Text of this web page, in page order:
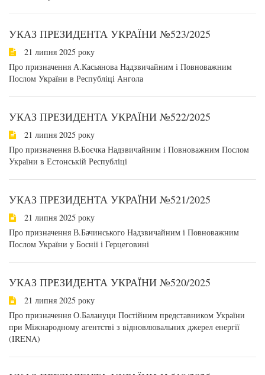
УКАЗ ПРЕЗИДЕНТА УКРАЇНИ №523/2025
21 липня 2025 року
Про призначення А.Касьянова Надзвичайним і Повноважним
Послом України в Республіці Ангола
УКАЗ ПРЕЗИДЕНТА УКРАЇНИ №522/2025
21 липня 2025 року
Про призначення В.Боєчка Надзвичайним і Повноважним Послом
України в Естонській Республіці
УКАЗ ПРЕЗИДЕНТА УКРАЇНИ №521/2025
21 липня 2025 року
Про призначення В.Бачинського Надзвичайним і Повноважним
Послом України у Боснії і Герцеговині
УКАЗ ПРЕЗИДЕНТА УКРАЇНИ №520/2025
21 липня 2025 року
Про призначення О.Балануци Постійним представником України
при Міжнародному агентстві з відновлювальних джерел енергії
(IRENA)